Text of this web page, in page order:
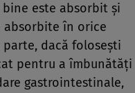
bine este absorbit și
absorbite în orice
dacă folosești
pentru a îmbunătăți
gastrointestinale,